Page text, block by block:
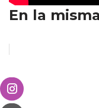
En la